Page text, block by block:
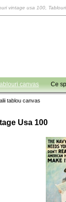
vintage usa 100,
canvas Ce
tablou canvas
Usa 100